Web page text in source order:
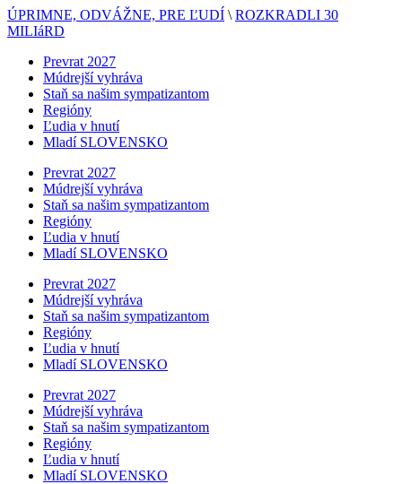
ÚPRIMNE, ODVÁŽNE, PRE ĽUDÍ \ ROZKRADLI 30
MILIáRD
Prevrat 2027
Múdrejší vyhráva
Staň sa našim sympatizantom
Regióny
Ľudia v hnutí
Mladí SLOVENSKO
Prevrat 2027
Múdrejší vyhráva
Staň sa našim sympatizantom
Regióny
Ľudia v hnutí
Mladí SLOVENSKO
Prevrat 2027
Múdrejší vyhráva
Staň sa našim sympatizantom
Regióny
Ľudia v hnutí
Mladí SLOVENSKO
Prevrat 2027
Múdrejší vyhráva
Staň sa našim sympatizantom
Regióny
Ľudia v hnutí
Mladí SLOVENSKO